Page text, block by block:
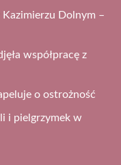
Dolnym –
współpracę z
o ostrożność
i pielgrzymek w